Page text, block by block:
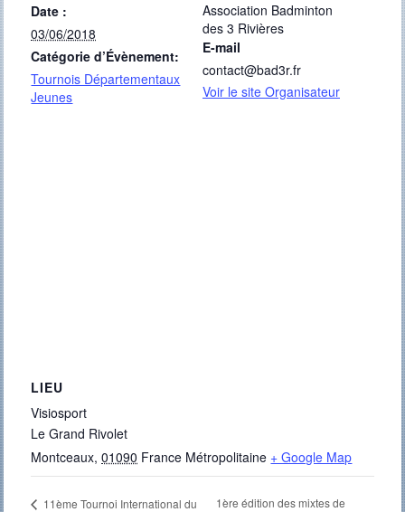
Date :
03/06/2018
Catégorie d’Évènement:
Tournois Départementaux
Jeunes
Association Badminton
des 3 Rivières
E-mail
contact@bad3r.fr
Voir le site Organisateur
LIEU
Visiosport
Le Grand Rivolet
Montceaux, 01090 France Métropolitaine + Google Map
11ème Tournoi International du
1ère édition des mixtes de